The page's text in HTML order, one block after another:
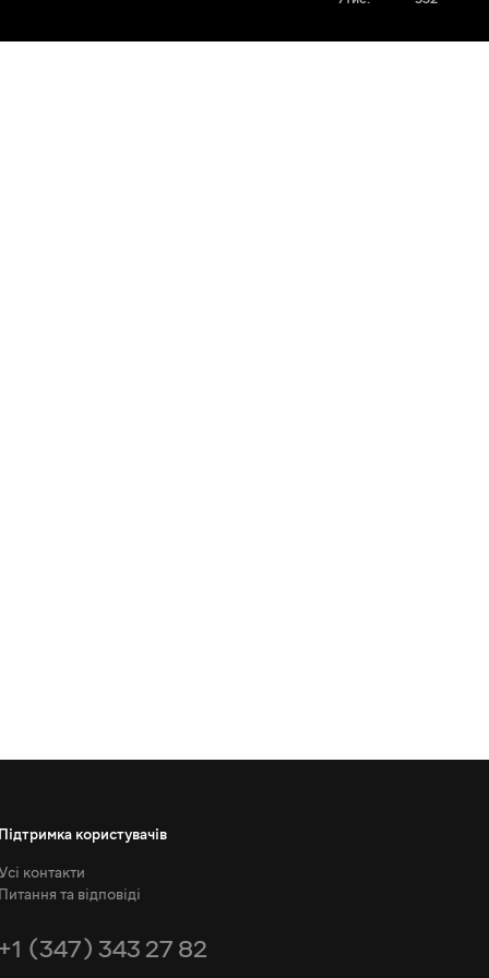
Підтримка користувачів
контакти
Питання та відповіді
+1 (347) 343 27 82